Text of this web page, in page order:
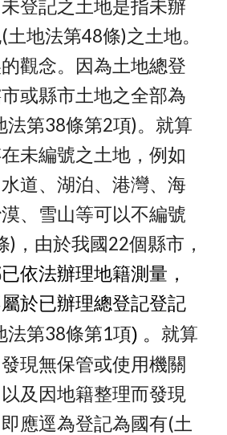
登記之土地是指未辦
地法第48條)之土地。
觀念。因為土地總登
或縣市土地之全部為
法第38條第2項)。就算
未編號之土地，例如
道、湖泊、港灣、海
、雪山等可以不編號
)，由於我國22個縣市，
已依法辦理地籍測量，
於已辦理總登記登記
法第38條第1項) 。 就算
現無保管或使用機關
及因地籍整理而發現
應逕為登記為國有(土